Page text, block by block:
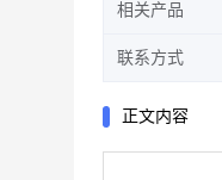
相关产品
联系方式
正文内容